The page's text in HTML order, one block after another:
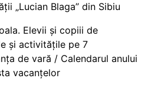
„Lucian Blaga” din Sibiu
Elevii și copiii de
și activitățile pe 7
de vară / Calendarul anului
vacanțelor